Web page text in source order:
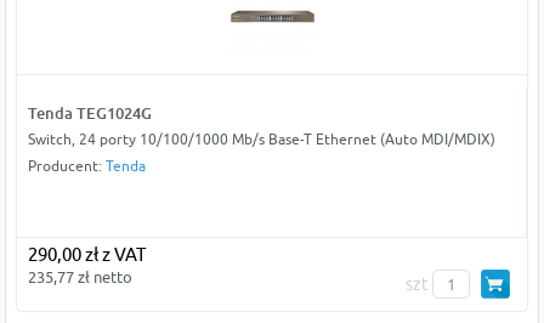
Tenda TEG1024G
Switch, 24 porty 10/100/1000 Mb/s Base-T Ethernet (Auto MDI/MDIX)
Producent: Tenda
290,00 zł z VAT
235,77 zł netto szt